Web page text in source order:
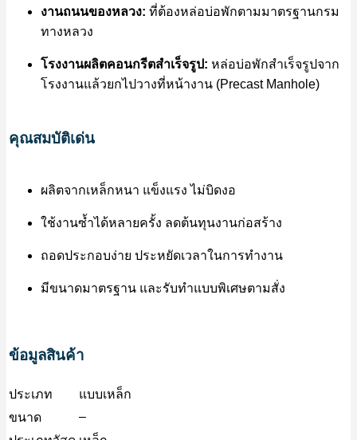
งานถนนของหลวง: ที่ต้องหล่อบ่อพักตามมาตรฐานกรม
ทางหลวง
โรงงานผลิตคอนกรีตสำเร็จรูป: หล่อบ่อพักสำเร็จรูปจาก
โรงงานแล้วยกไปวางที่หน้างาน (Precast Manhole)
คุณสมบัติเด่น
ผลิตจากเหล็กหนา แข็งแรง ไม่บิดงอ
ใช้งานซ้ำได้หลายครั้ง ลดต้นทุนงานก่อสร้าง
ถอดประกอบง่าย ประหยัดเวลาในการทำงาน
มีขนาดมาตรฐาน และรับทำแบบพิเศษตามสั่ง
ข้อมูลสินค้า
ประเภท
แบบเหล็ก
ขนาด
–